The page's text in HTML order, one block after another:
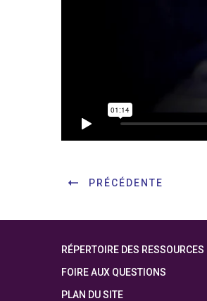
PRÉCÉDENTE
RÉPERTOIRE DES RESSOURCES
FOIRE AUX QUESTIONS
PLAN DU SITE